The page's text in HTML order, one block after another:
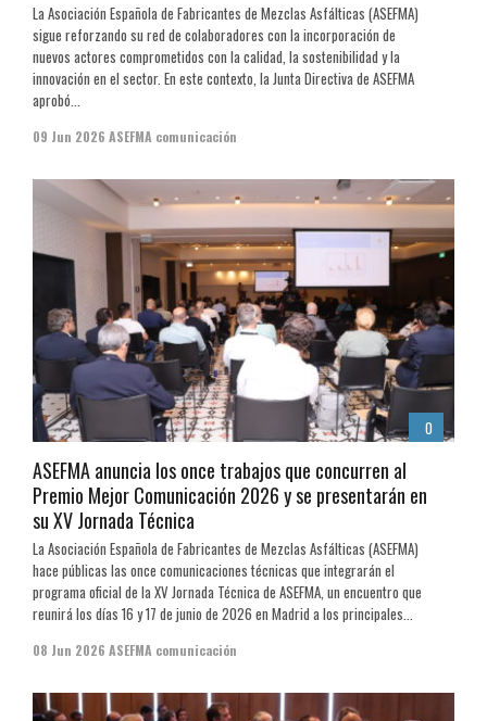
La Asociación Española de Fabricantes de Mezclas Asfálticas (ASEFMA)
sigue reforzando su red de colaboradores con la incorporación de
nuevos actores comprometidos con la calidad, la sostenibilidad y la
innovación en el sector. En este contexto, la Junta Directiva de ASEFMA
aprobó...
09 Jun 2026 ASEFMA comunicación
0
ASEFMA anuncia los once trabajos que concurren al
Premio Mejor Comunicación 2026 y se presentarán en
su XV Jornada Técnica
La Asociación Española de Fabricantes de Mezclas Asfálticas (ASEFMA)
hace públicas las once comunicaciones técnicas que integrarán el
programa oficial de la XV Jornada Técnica de ASEFMA, un encuentro que
reunirá los días 16 y 17 de junio de 2026 en Madrid a los principales...
08 Jun 2026 ASEFMA comunicación